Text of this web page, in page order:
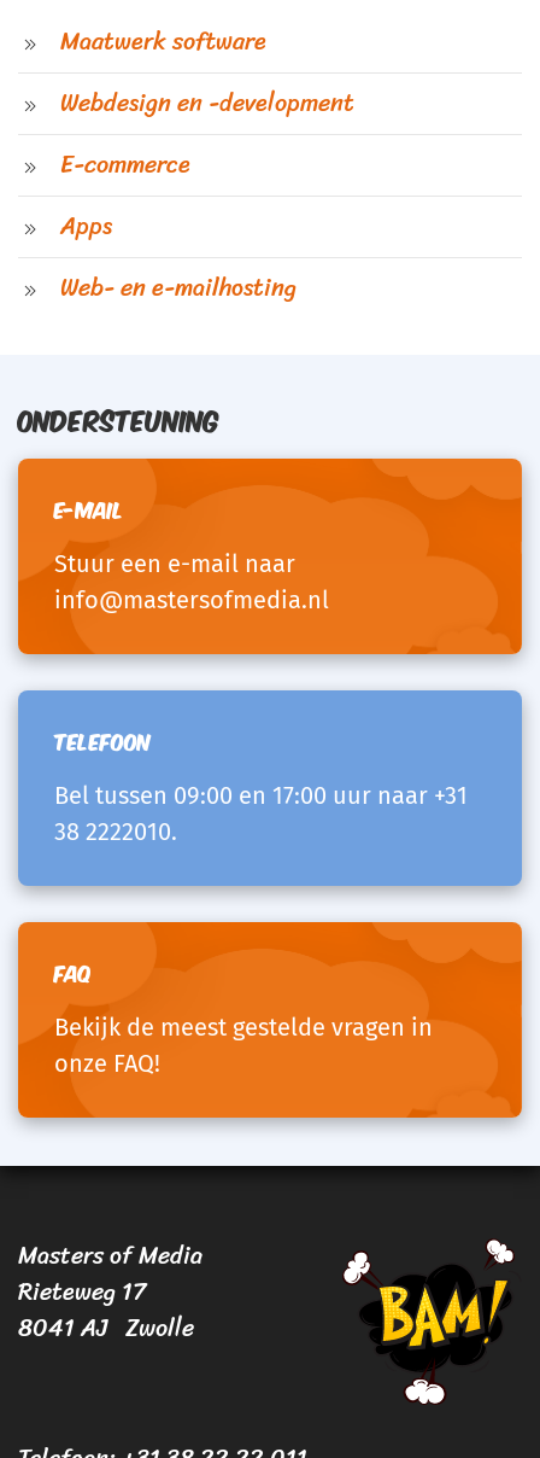
Maatwerk software
Webdesign en -development
E-commerce
Apps
Web- en e-mailhosting
Ondersteuning
E-mail
Stuur een e-mail naar
info@mastersofmedia.nl
Telefoon
Bel tussen 09:00 en 17:00 uur naar +31
38 2222010.
FAQ
Bekijk de meest gestelde vragen in
onze FAQ!
Masters of Media
Rieteweg 17
8041 AJ Zwolle